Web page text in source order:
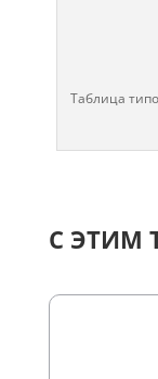
Таблица
С ЭТИМ